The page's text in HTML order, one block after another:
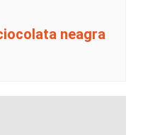
neagra